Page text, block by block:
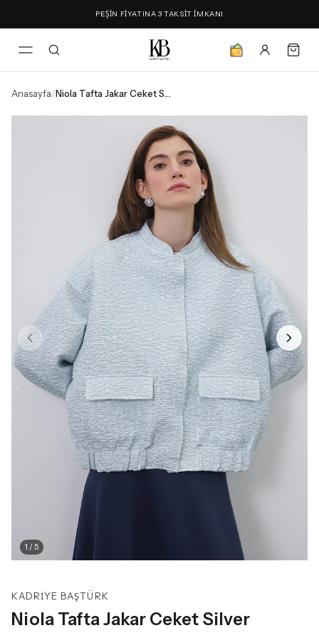
PEŞİN FİYATINA 3 TAKSİT İMKANI
Anasayfa/ Niola Tafta Jakar Ceket Silver
1 / 5
KADRIYE BAŞTÜRK
Niola Tafta Jakar Ceket Silver